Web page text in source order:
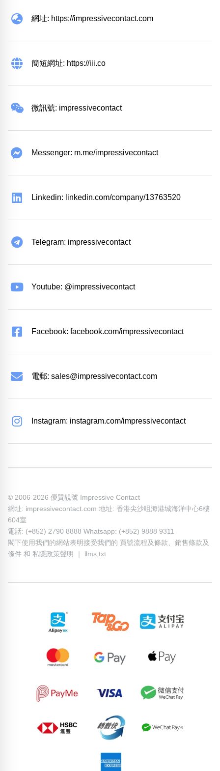
網址: https://impressivecontact.com
簡短網址: https://iii.co
微訊號: impressivecontact
Messenger: m.me/impressivecontact
Linkedin: linkedin.com/company/13763520
Telegram: impressivecontact
Youtube: @impressivecontact
Facebook: facebook.com/impressivecontact
電郵: sales@impressivecontact.com
Instagram: instagram.com/impressivecontact
© 2006-2026 優質靚號 Impressive Contact
網址: impressivecontact.com 地址: 香港尖沙咀海港城海洋中心6樓
604室
電話: (+852) 2790 8888 Whatsapp: (+852) 9888 9311
閣下使用我們的網站表明接受我們的 買號流程及條款、 銷售條款及
條件 和 私隱政策聲明 llms.txt